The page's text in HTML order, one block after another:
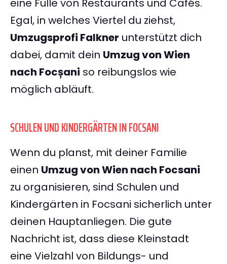
eine Fülle von Restaurants und Cafés.
Egal, in welches Viertel du ziehst,
Umzugsprofi Falkner unterstützt dich
dabei, damit dein Umzug von Wien
nach Focșani so reibungslos wie
möglich abläuft.
SCHULEN UND KINDERGÄRTEN IN FOCSANI
Wenn du planst, mit deiner Familie
einen Umzug von Wien nach Focsani
zu organisieren, sind Schulen und
Kindergärten in Focsani sicherlich unter
deinen Hauptanliegen. Die gute
Nachricht ist, dass diese Kleinstadt
eine Vielzahl von Bildungs- und